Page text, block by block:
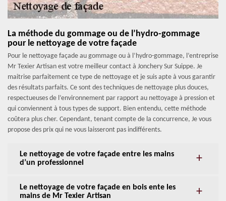
La méthode du gommage ou de l’hydro-gommage
pour le nettoyage de votre façade
Pour le nettoyage façade au gommage ou à l’hydro-gommage, l’entreprise
Mr Texier Artisan est votre meilleur contact à Jonchery Sur Suippe. Je
maitrise parfaitement ce type de nettoyage et je suis apte à vous garantir
des résultats parfaits. Ce sont des techniques de nettoyage plus douces,
respectueuses de l’environnement par rapport au nettoyage à pression et
qui conviennent à tous types de support. Bien entendu, cette méthode
coûtera plus cher. Cependant, tenant compte de la concurrence, Je vous
propose des prix qui ne vous laisseront pas indifférents.
Le nettoyage de votre façade entre les mains
d’un professionnel
Le nettoyage de votre façade en bois ente les
mains de Mr Texier Artisan